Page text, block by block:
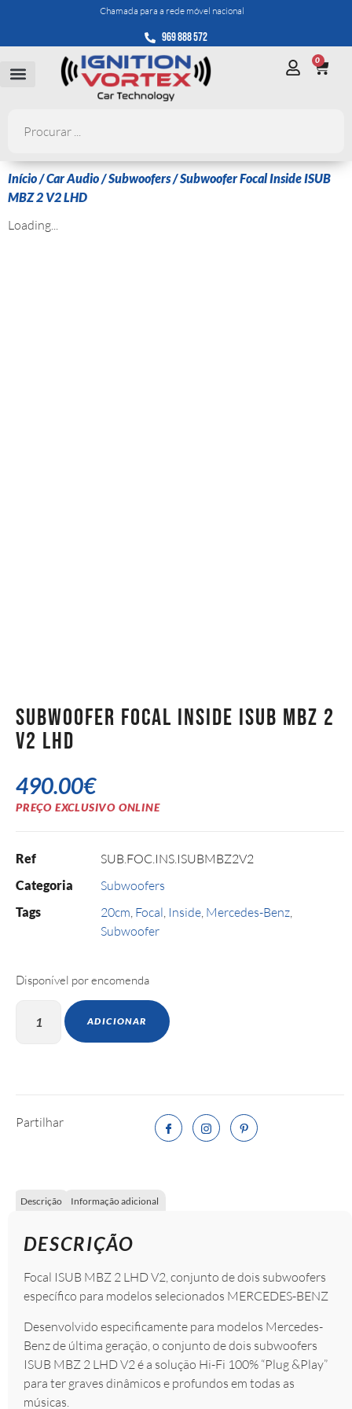
Chamada para a rede móvel nacional
969 888 572
0
Início/Car Audio/Subwoofers/ Subwoofer Focal Inside ISUB
MBZ 2 V2 LHD
Loading...
Subwoofer Focal Inside ISUB MBZ 2
V2 LHD
490.00€
PREÇO EXCLUSIVO ONLINE
Ref SUB.FOC.INS.ISUBMBZ2V2
Categoria Subwoofers
Tags 20cm Focal Inside Mercedes-Benz
Subwoofer
Disponível por encomenda
ADICIONAR
Partilhar
Descrição Informação adicional
DESCRIÇÃO
Focal ISUB MBZ 2 LHD V2, conjunto de dois subwoofers
específico para modelos selecionados MERCEDES-BENZ
Desenvolvido especificamente para modelos Mercedes-
Benz de última geração, o conjunto de dois subwoofers
ISUB MBZ 2 LHD V2 é a solução Hi-Fi 100% “Plug &Play”
para ter graves dinâmicos e profundos em todas as
músicas.